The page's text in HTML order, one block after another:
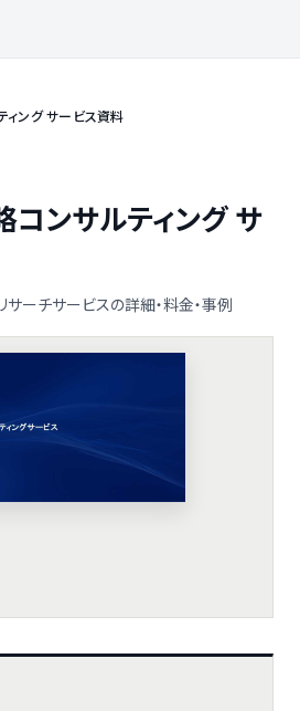
ィング サービス資料
コンサルティング サ
サーチサービスの詳細・料金・事例